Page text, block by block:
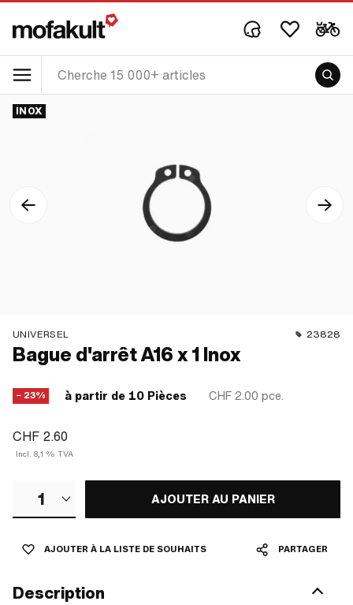
INOX
UNIVERSEL 23828
Bague d'arrêt A16 x 1 Inox
− 23% à partir de 10 Pièces CHF 2.00 pce.
CHF 2.60
Incl. 8,1 % TVA
1 AJOUTER AU PANIER
AJOUTER À LA LISTE DE SOUHAITS PARTAGER
Description